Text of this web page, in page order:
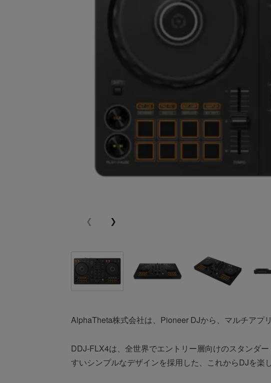
AlphaTheta株式会社は、Pioneer DJから、マルチアプ
​DDJ-FLX4は、全世界でエントリー層向けのスタンダ
すいシンプルなデザインを採用した、これからDJを楽